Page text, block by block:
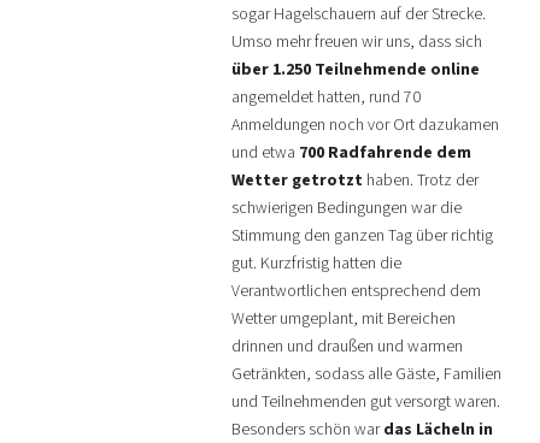
sogar Hagelschauern auf der Strecke.
Umso mehr freuen wir uns, dass sich
über 1.250 Teilnehmende online
angemeldet hatten, rund 70
Anmeldungen noch vor Ort dazukamen
und etwa 700 Radfahrende dem
Wetter getrotzt haben. Trotz der
schwierigen Bedingungen war die
Stimmung den ganzen Tag über richtig
gut. Kurzfristig hatten die
Verantwortlichen entsprechend dem
Wetter umgeplant, mit Bereichen
drinnen und draußen und warmen
Getränkten, sodass alle Gäste, Familien
und Teilnehmenden gut versorgt waren.
Besonders schön wardas Lächeln in